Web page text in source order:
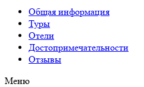
Общая информация
Туры
Отели
Достопримечательности
Отзывы
Меню